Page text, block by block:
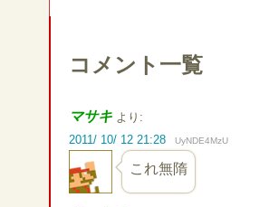
コメント一覧
マサキ より:
2011/ 10/ 12 21:28
UyNDE4MzU
これ無隋